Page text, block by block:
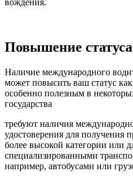
вождения.
Повышение
Наличие международного
может повысить ваш статус
особенно полезным в
государства
требуют наличия
удостоверения для получения
более высокой категории или
специализированными
например, автобусами или